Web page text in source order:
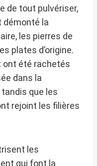
de tout pulvériser,
démonté la
les pierres de
plates d’origine.
ont été rachetés
dans la
que les
rejoint les filières
les
qui font la